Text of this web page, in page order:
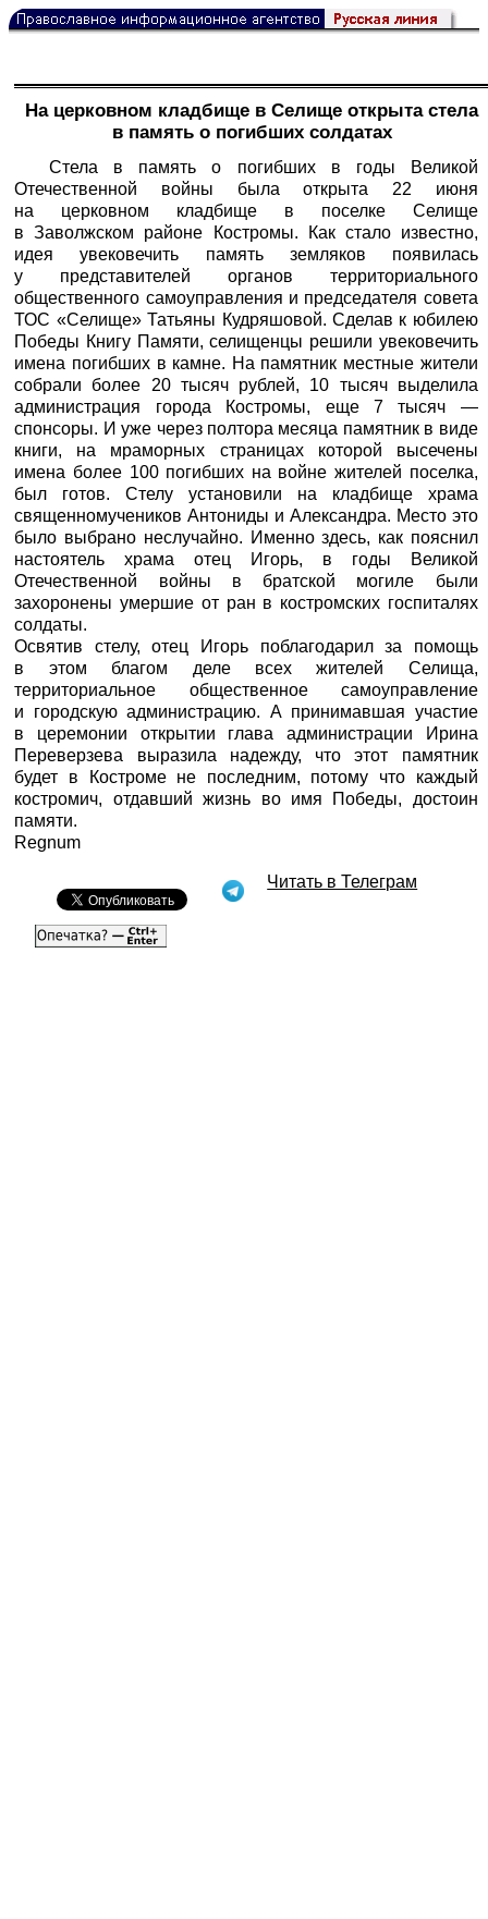
На церковном кладбище в Селище открыта стела
в память о погибших солдатах
Стела в память о погибших в годы Великой
Отечественной войны была открыта 22 июня
на церковном кладбище в поселке Селище
в Заволжском районе Костромы. Как стало известно,
идея увековечить память земляков появилась
у представителей органов территориального
общественного самоуправления и председателя совета
ТОС «Селище» Татьяны Кудряшовой. Сделав к юбилею
Победы Книгу Памяти, селищенцы решили увековечить
имена погибших в камне. На памятник местные жители
собрали более 20 тысяч рублей, 10 тысяч выделила
администрация города Костромы, еще 7 тысяч —
спонсоры. И уже через полтора месяца памятник в виде
книги, на мраморных страницах которой высечены
имена более 100 погибших на войне жителей поселка,
был готов. Стелу установили на кладбище храма
священномучеников Антониды и Александра. Место это
было выбрано неслучайно. Именно здесь, как пояснил
настоятель храма отец Игорь, в годы Великой
Отечественной войны в братской могиле были
захоронены умершие от ран в костромских госпиталях
солдаты.
Освятив стелу, отец Игорь поблагодарил за помощь
в этом благом деле всех жителей Селища,
территориальное общественное самоуправление
и городскую администрацию. А принимавшая участие
в церемонии открытии глава администрации Ирина
Переверзева выразила надежду, что этот памятник
будет в Костроме не последним, потому что каждый
костромич, отдавший жизнь во имя Победы, достоин
памяти.
Regnum
Читать в Телеграм